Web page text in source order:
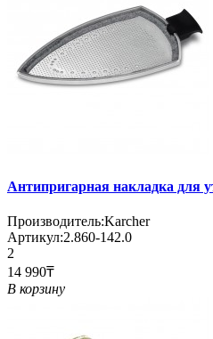
Антипригарная накладка для
Производитель:Karcher
Артикул:2.860-142.0
2
14 990₸
В корзину